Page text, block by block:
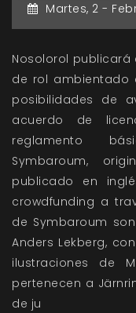
Martes, 2 -
Nosolorol publicará
de rol ambientado
posibilidades de
acuerdo de
reglamento
Symbaroum,
publicado en
crowdfunding a
de Symbaroum
Anders Lekberg,
ilustraciones de
pertenecen a
de ju